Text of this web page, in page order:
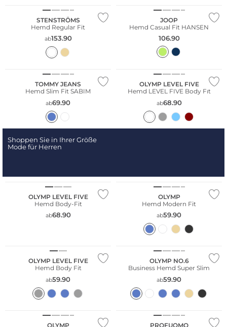
STENSTRÖMS
Hemd Regular Fit
ab153.90
JOOP
Hemd Casual Fit HANSEN
106.90
TOMMY JEANS
Hemd Slim Fit SABIM
ab69.90
OLYMP LEVEL FIVE
Hemd LEVEL FIVE Body Fit
ab68.90
Shoppen Sie in Ihrer Größe
Mode für Herren
OLYMP LEVEL FIVE
Hemd Body-Fit
ab68.90
OLYMP
Hemd Modern Fit
ab59.90
OLYMP LEVEL FIVE
Hemd Body Fit
ab59.90
Große Größen
OLYMP NO.6
Business Hemd Super Slim
ab59.90
Nachhaltig
OLYMP PROFUOMO